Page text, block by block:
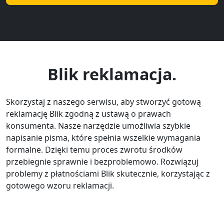
Blik reklamacja.
Skorzystaj z naszego serwisu, aby stworzyć gotową
reklamację Blik zgodną z ustawą o prawach
konsumenta. Nasze narzędzie umożliwia szybkie
napisanie pisma, które spełnia wszelkie wymagania
formalne. Dzięki temu proces zwrotu środków
przebiegnie sprawnie i bezproblemowo. Rozwiązuj
problemy z płatnościami Blik skutecznie, korzystając z
gotowego wzoru reklamacji.